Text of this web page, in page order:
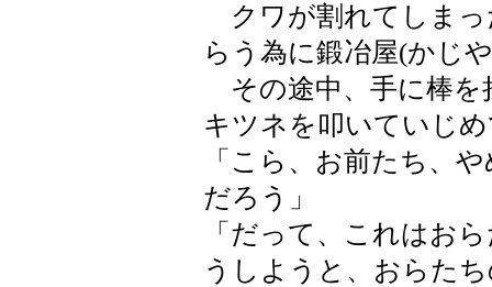
クワが割れてしまっ
らう為に鍛冶屋(かじ
その途中、手に棒を
キツネを叩いていじ
「こら、お前たち、
だろう」
「だって、これはお
うしようと、おらた